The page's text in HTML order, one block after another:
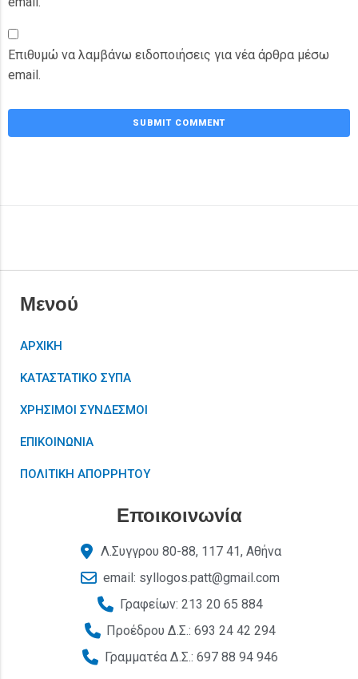
Επιθυμώ να λαμβάνω ειδοποιήσεις για νέα άρθρα μέσω
email.
Μενού
ΑΡΧΙΚΗ
ΚΑΤΑΣΤΑΤΙΚΟ ΣΥΠΑ
ΧΡΗΣΙΜΟΙ ΣΥΝΔΕΣΜΟΙ
ΕΠΙΚΟΙΝΩΝΙΑ
ΠΟΛΙΤΙΚΗ ΑΠΟΡΡΗΤΟΥ
Εποικοινωνία
Λ.Συγγρου 80-88, 117 41, Αθήνα
email: syllogos.patt@gmail.com
Γραφείων: 213 20 65 884
Προέδρου Δ.Σ.: 693 24 42 294
Γραμματέα Δ.Σ.: 697 88 94 946